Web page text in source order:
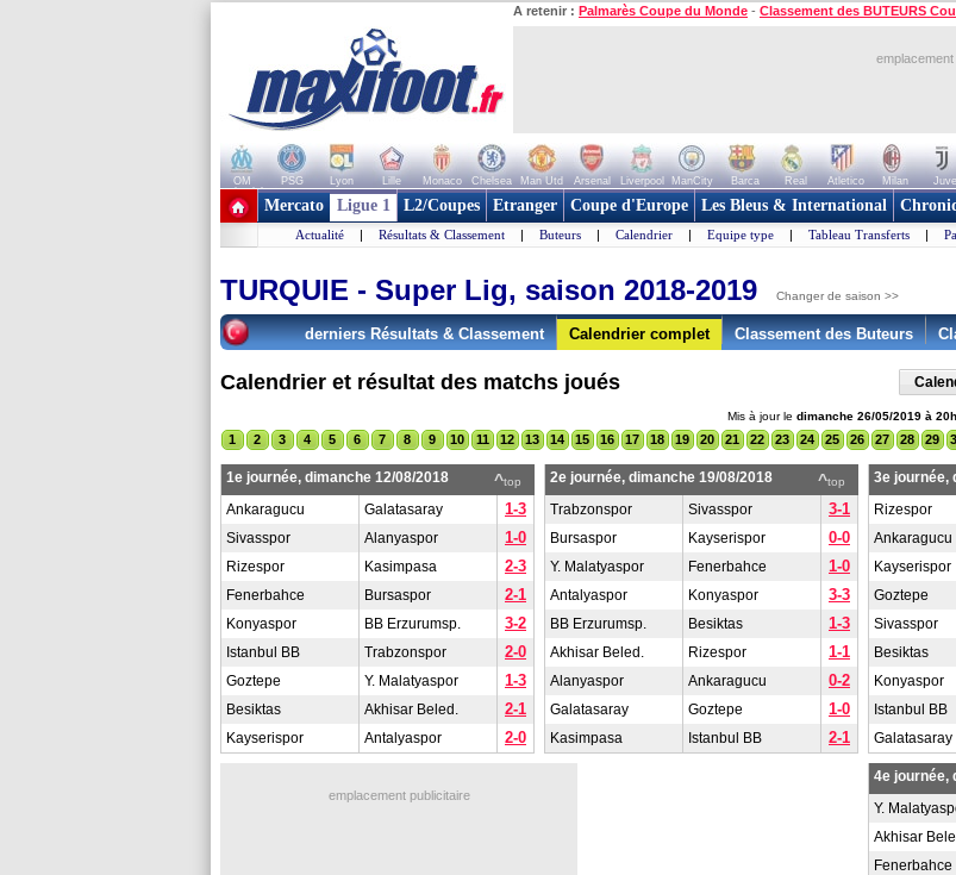
A retenir : Palmarès Coupe du Monde - Classement des BUTEURS
OM PSG Lyon Lille Monaco Chelsea Man Utd Arsenal Liverpool ManCity Barca Real Atletico Milan Juve
+ de clubs
Mercato Ligue 1 L2/Coupes Etranger Coupe d'Europe Les Bleus & International
Actualité | Résultats & Classement | Buteurs | Calendrier | Equipe type | Tableau Transferts |
TURQUIE - Super Lig, saison 2018-2019 Changer de saison >>
derniers Résultats & Classement Calendrier complet Classement des Buteurs
Calendrier et résultat des matchs joués
Mis à jour le dimanche 26/05/2019 à
1 2 3 4 5 6 7 8 9 10 11 12 13 14 15 16 17 18 19 20 21 22 23 24 25 26 27 28 29
^top
1e journée, dimanche 12/08/2018
Ankaragucu
Galatasaray 1-3
Sivasspor Alanyaspor 1-0
Rizespor Kasimpasa 2-3
Fenerbahce Bursaspor 2-1
Konyaspor BB Erzurumsp. 3-2
Istanbul BB Trabzonspor 2-0
Goztepe Y. Malatyaspor 1-3
Besiktas Akhisar Beled. 2-1
Kayserispor Antalyaspor 2-0
^top
2e journée, dimanche 19/08/2018
Trabzonspor
Sivasspor 3-1
Bursaspor Kayserispor 0-0
Y. Malatyaspor Fenerbahce 1-0
Antalyaspor Konyaspor 3-3
BB Erzurumsp. Besiktas 1-3
Akhisar Beled. Rizespor 1-1
Alanyaspor Ankaragucu 0-2
Galatasaray Goztepe 1-0
Kasimpasa Istanbul BB 2-1
3e journée,
Rizespor
Ankaragucu
Kayserispor
Goztepe
Sivasspor
Besiktas
Konyaspor
Istanbul BB
Galatasaray
emplacement publicitaire
4e journée,
Y.
Akhisar
Fenerbahce